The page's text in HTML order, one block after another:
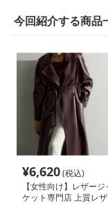
今回紹介する商品
¥6,620(税込)
【女性向け】レザージ
ケット専門店 上質レザ